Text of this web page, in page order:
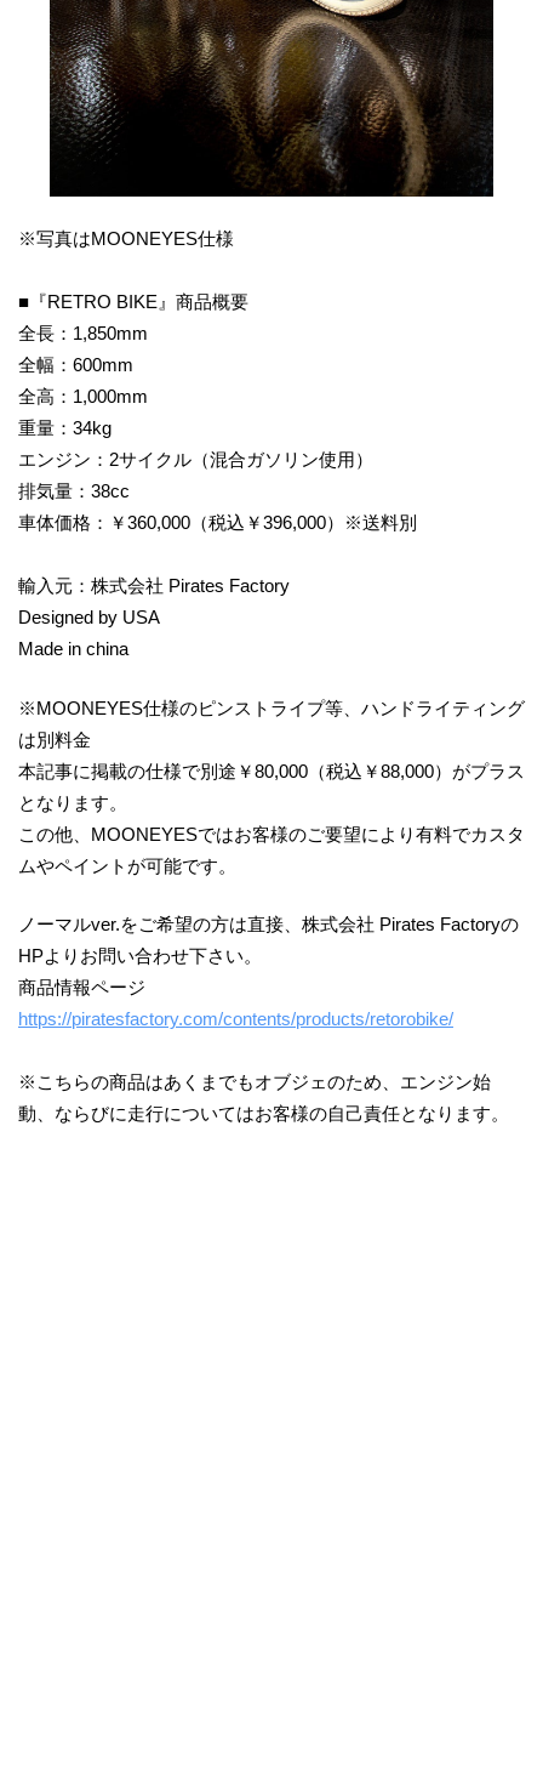
※写真はMOONEYES仕様
■『RETRO BIKE』商品概要
全長：1,850mm
全幅：600mm
全高：1,000mm
重量：34kg
エンジン：2サイクル（混合ガソリン使用）
排気量：38cc
車体価格：￥360,000（税込￥396,000）※送料別
輸入元：株式会社 Pirates Factory
Designed by USA
Made in china
※MOONEYES仕様のピンストライプ等、ハンドライティング
は別料金
本記事に掲載の仕様で別途￥80,000（税込￥88,000）がプラス
となります。
この他、MOONEYESではお客様のご要望により有料でカスタ
ムやペイントが可能です。
ノーマルver.をご希望の方は直接、株式会社 Pirates Factoryの
HPよりお問い合わせ下さい。
商品情報ページ
https://piratesfactory.com/contents/products/retorobike/
※こちらの商品はあくまでもオブジェのため、エンジン始
動、ならびに走行についてはお客様の自己責任となります。